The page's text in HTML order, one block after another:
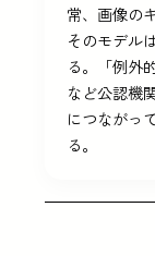
常、画像の
そのモデル
る。「例外
など公認機
につながっ
る。